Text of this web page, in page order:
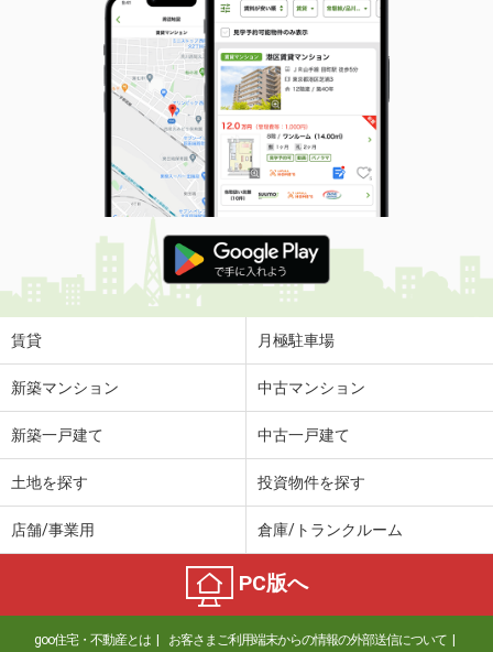
賃貸 月極駐車場
新築マンション 中古マンション
新築一戸建て 中古一戸建て
土地を探す 投資物件を探す
店舗/事業用 倉庫/トランクルーム
PC版へ
goo住宅・不動産とは お客さまご利用端末からの情報の外部送信について